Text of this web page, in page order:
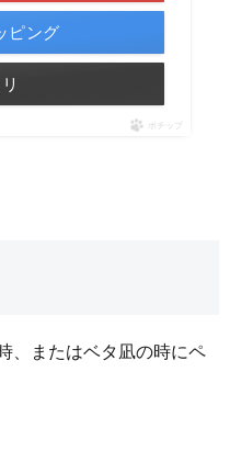
ピング
ポチップ
、またはベタ凪の時にペ